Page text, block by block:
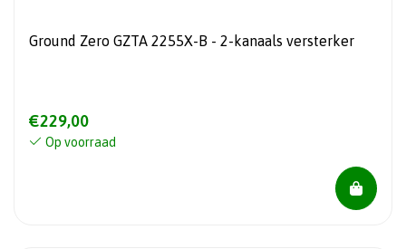
Ground Zero GZTA 2255X-B - 2-kanaals versterker
€229,00
Op voorraad